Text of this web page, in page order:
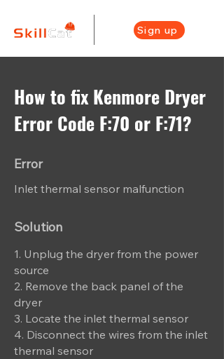
Sign up
How to fix Kenmore Dryer
Error Code F:70 or F:71?
Error
Inlet thermal sensor malfunction
Solution
1. Unplug the dryer from the power
source
2. Remove the back panel of the
dryer
3. Locate the inlet thermal sensor
4. Disconnect the wires from the inlet
thermal sensor